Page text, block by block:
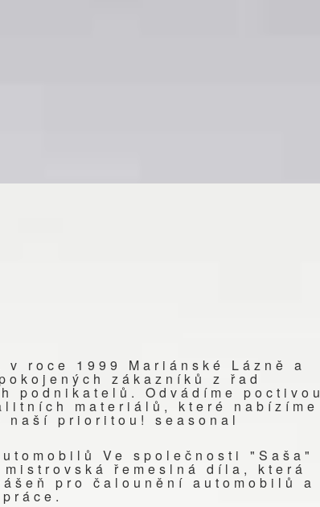
roce 1999 Mariánské Lázně a
zákazníků z řad
podnikatelů. Odvádíme
materiálů, které nabízíme
naší prioritou! seasonal
Ve společnosti "Saša"
řemeslná díla, která
pro čalounění automobilů a